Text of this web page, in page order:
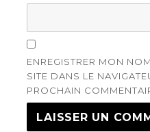
ENREGISTRER MON
SITE DANS LE
PROCHAIN